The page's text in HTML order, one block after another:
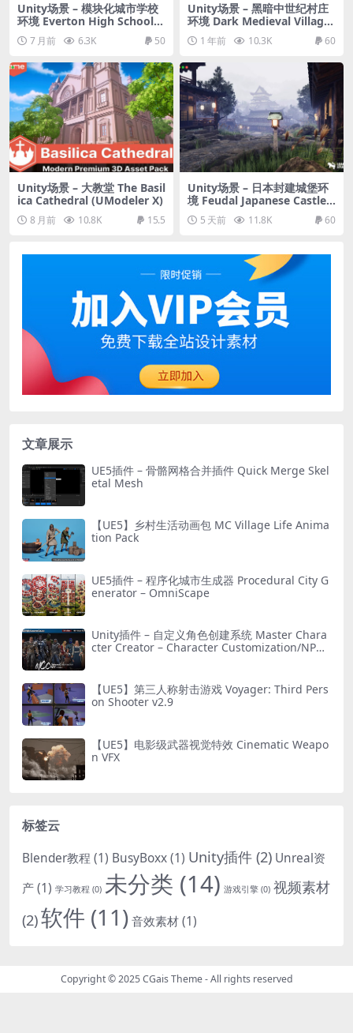
Unity场景 – 模块化城市学校
环境 Everton High School –
Modular Urban School Envi
ronment URP
7 月前 6.3K 50
Unity场景 – 黑暗中世纪村庄
环境 Dark Medieval Village
Environment Megapack (M
odular with Full Interiors)
1 年前 10.3K 60
Unity场景 – 大教堂 The Basil
ica Cathedral (UModeler X)
8 月前 10.8K 15.5
Unity场景 – 日本封建城堡环
境 Feudal Japanese Castle E
nvironment
5 天前 11.8K 60
文章展示
UE5插件 – 骨骼网格合并插件 Quick Merge Skel
etal Mesh
【UE5】乡村生活动画包 MC Village Life Anima
tion Pack
UE5插件 – 程序化城市生成器 Procedural City G
enerator – OmniScape
Unity插件 – 自定义角色创建系统 Master Chara
cter Creator – Character Customization/NPC
【UE5】第三人称射击游戏 Voyager: Third Pers
on Shooter v2.9
【UE5】电影级武器视觉特效 Cinematic Weapo
n VFX
标签云
Blender教程 (1) BusyBoxx(1) Unity插件 (2) Unreal资
产(1) 学习教程 (0) 未分类 (14) 游戏引擎 (0) 视频素材
(2)软件 (11)音效素材(1)
Copyright © 2025CGais Theme- All rights reserved